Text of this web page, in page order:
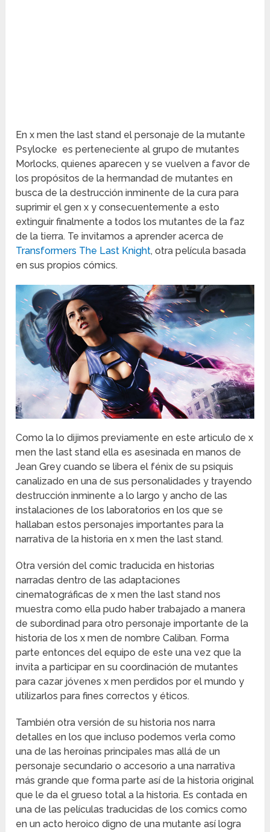
En x men the last stand el personaje de la mutante
Psylocke es perteneciente al grupo de mutantes
Morlocks, quienes aparecen y se vuelven a favor de
los propósitos de la hermandad de mutantes en
busca de la destrucción inminente de la cura para
suprimir el gen x y consecuentemente a esto
extinguir finalmente a todos los mutantes de la faz
de la tierra. Te invitamos a aprender acerca de
Transformers The Last Knight, otra película basada
en sus propios cómics.
Como la lo dijimos previamente en este articulo de x
men the last stand ella es asesinada en manos de
Jean Grey cuando se libera el fénix de su psiquis
canalizado en una de sus personalidades y trayendo
destrucción inminente a lo largo y ancho de las
instalaciones de los laboratorios en los que se
hallaban estos personajes importantes para la
narrativa de la historia en x men the last stand.
Otra versión del comic traducida en historias
narradas dentro de las adaptaciones
cinematográficas de x men the last stand nos
muestra como ella pudo haber trabajado a manera
de subordinad para otro personaje importante de la
historia de los x men de nombre Caliban. Forma
parte entonces del equipo de este una vez que la
invita a participar en su coordinación de mutantes
para cazar jóvenes x men perdidos por el mundo y
utilizarlos para fines correctos y éticos.
También otra versión de su historia nos narra
detalles en los que incluso podemos verla como
una de las heroínas principales mas allá de un
personaje secundario o accesorio a una narrativa
más grande que forma parte así de la historia original
que le da el grueso total a la historia. Es contada en
una de las películas traducidas de los comics como
en un acto heroico digno de una mutante así logra